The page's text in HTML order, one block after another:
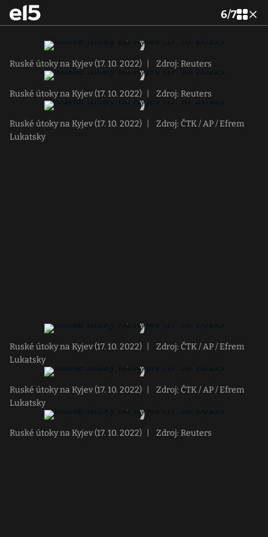
6/7
Ruské útoky na Kyjev (17. 10. 2022) Zdroj: Reuters
Ruské útoky na Kyjev (17. 10. 2022) Zdroj: Reuters
Ruské útoky na Kyjev (17. 10. 2022)
Zdroj: ČTK / AP / Efrem
Lukatsky
Ruské útoky na Kyjev (17. 10. 2022)
Zdroj: ČTK / AP / Efrem
Lukatsky
Ruské útoky na Kyjev (17. 10. 2022)
Zdroj: ČTK / AP / Efrem
Lukatsky
Ruské útoky na Kyjev (17. 10. 2022) Zdroj: Reuters